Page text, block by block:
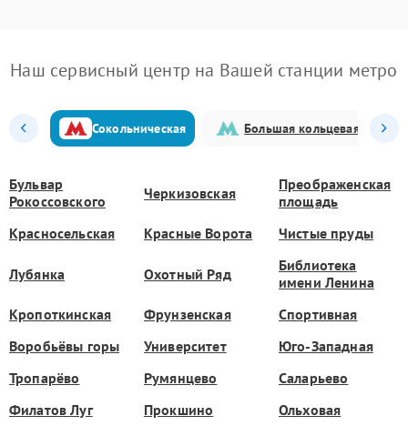
Наш сервисный центр на Вашей станции метро
Сокольническая Большая кольцевая
Бульвар
Рокоссовского
Черкизовская
Преображенская
площадь
Красносельская
Красные Ворота Чистые пруды
Лубянка Охотный Ряд
Библиотека
имени Ленина
Кропоткинская
Фрунзенская
Спортивная
Воробьёвы горы
Университет
Юго-Западная
Тропарёво
Румянцево
Саларьево
Филатов Луг
Прокшино Ольховая